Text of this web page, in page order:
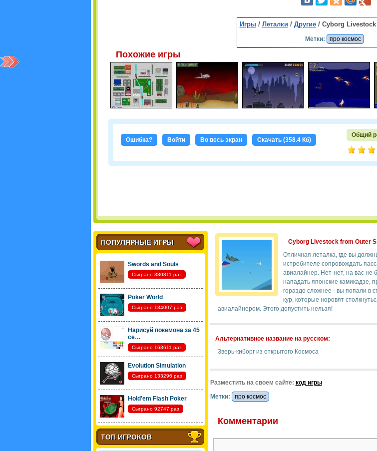
Игры/ Леталки / Другие/ Cyborg Livestock
Метки: про космос
Похожие игры
Ошибка? Войти Во весь экран Скачать (358.4 Кб)
Общий
ПОПУЛЯРНЫЕ ИГРЫ
Swords and Souls
Сыграно 380811 раз
Poker World
Сыграно 184007 раз
Нарисуй покемона за 45
се…
Сыграно 163611 раз
Evolution Simulation
Сыграно 133296 раз
Hold'em Flash Poker
Сыграно 92747 раз
ТОП ИГРОКОВ
Cyborg Livestock from Outer
Отличная леталка, где вы
истребителе сопровождать
авиалайнер. Нет-нет, на вас не
нападать японские камикадзе,
гораздо сложнее - вы попали в
кур, которые норовят
авиалайнером. Этого допустить нельзя!
Альтернативное название на русском:
Зверь-киборг из открытого Космоса
Разместить на своем сайте: код игры
Метки:
про космос
Комментарии